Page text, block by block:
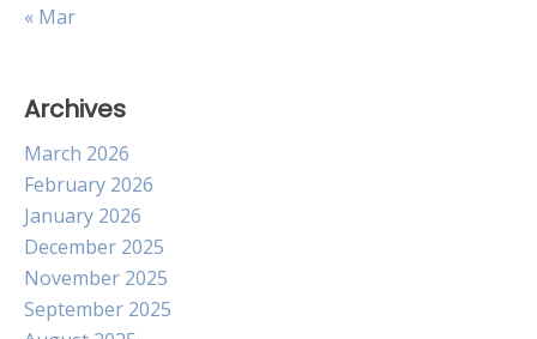
« Mar
Archives
March 2026
February 2026
January 2026
December 2025
November 2025
September 2025